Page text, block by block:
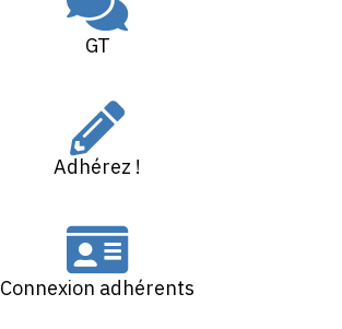
GT
Adhérez !
Connexion adhérents